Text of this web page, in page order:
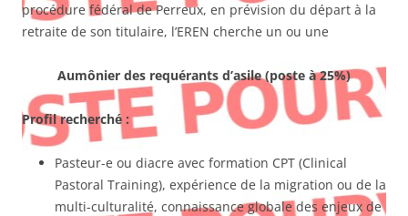
procédure fédéral de Perreux, en prévision du départ à la
retraite de son titulaire, l’EREN cherche un ou une
Aumônier des requérants d’asile (poste à 25%)
Profil recherché :
Pasteur-e ou diacre avec formation CPT (Clinical
Pastoral Training), expérience de la migration ou de la
multi-culturalité, connaissance globale des enjeux de